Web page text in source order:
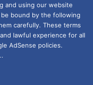
and using our website
bound by the following
carefully. These terms
lawful experience for all
AdSense policies.